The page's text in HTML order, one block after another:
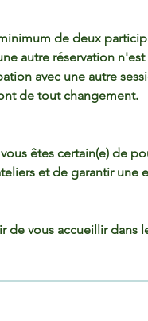
de deux
autre réservation
avec une autre
de tout changement.
êtes certain(e) de
et de garantir une
de vous accueillir dans